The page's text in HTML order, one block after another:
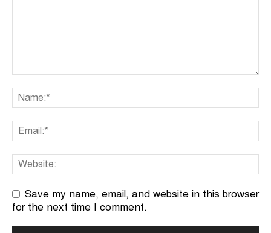
Save my name, email, and website in this browser
for the next time I comment.